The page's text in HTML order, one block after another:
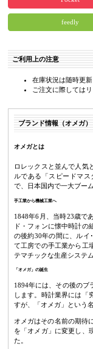
feedly
ご利用上の注意
在庫状況は随時更
ご注文に際しては
ブランド情報（オメガ）
オメガとは
ロレックスと並んで人気
ルである「スピードマ
で、日本国内で一大ブー
手工業から機械工業へ
1848年6月、当時23歳で
ド・フォンに懐中時計の
の後約30年の間に、ルイ
て工房での手工業から工
テマチックな生産システ
「オメガ」の誕生
1894年には、その後のブ
します。時計業界には「
すが、「オメガ」という
オメガはその名前の期待
を「オメガ」に変更し、
た。